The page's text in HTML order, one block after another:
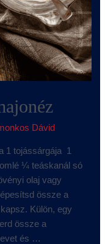
Dávid
1 tojássárgája 1
¼ teáskanál só
olaj vagy
össze a
Külön, egy
össze a
és …